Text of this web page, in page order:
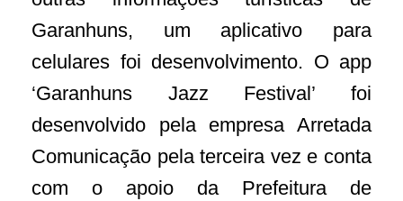
Garanhuns, um aplicativo para
celulares foi desenvolvimento. O app
‘Garanhuns Jazz Festival’ foi
desenvolvido pela empresa Arretada
Comunicação pela terceira vez e conta
com o apoio da Prefeitura de